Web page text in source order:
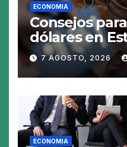
ECONOMIA
Consejos
dólares en
claves para
en el viaje
7 AGOSTO, 2026
ECONOMIA